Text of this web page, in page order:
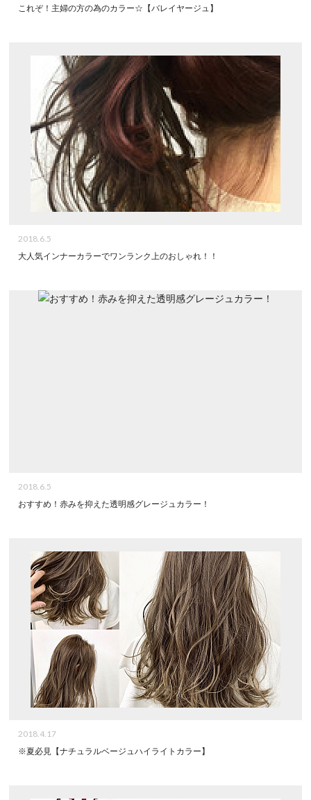
これぞ！主婦の方の為のカラー☆【バレイヤージュ】
2018.6.5
大人気インナーカラーでワンランク上のおしゃれ！！
2018.6.5
おすすめ！赤みを抑えた透明感グレージュカラー！
2018.4.17
※夏必見【ナチュラルベージュハイライトカラー】